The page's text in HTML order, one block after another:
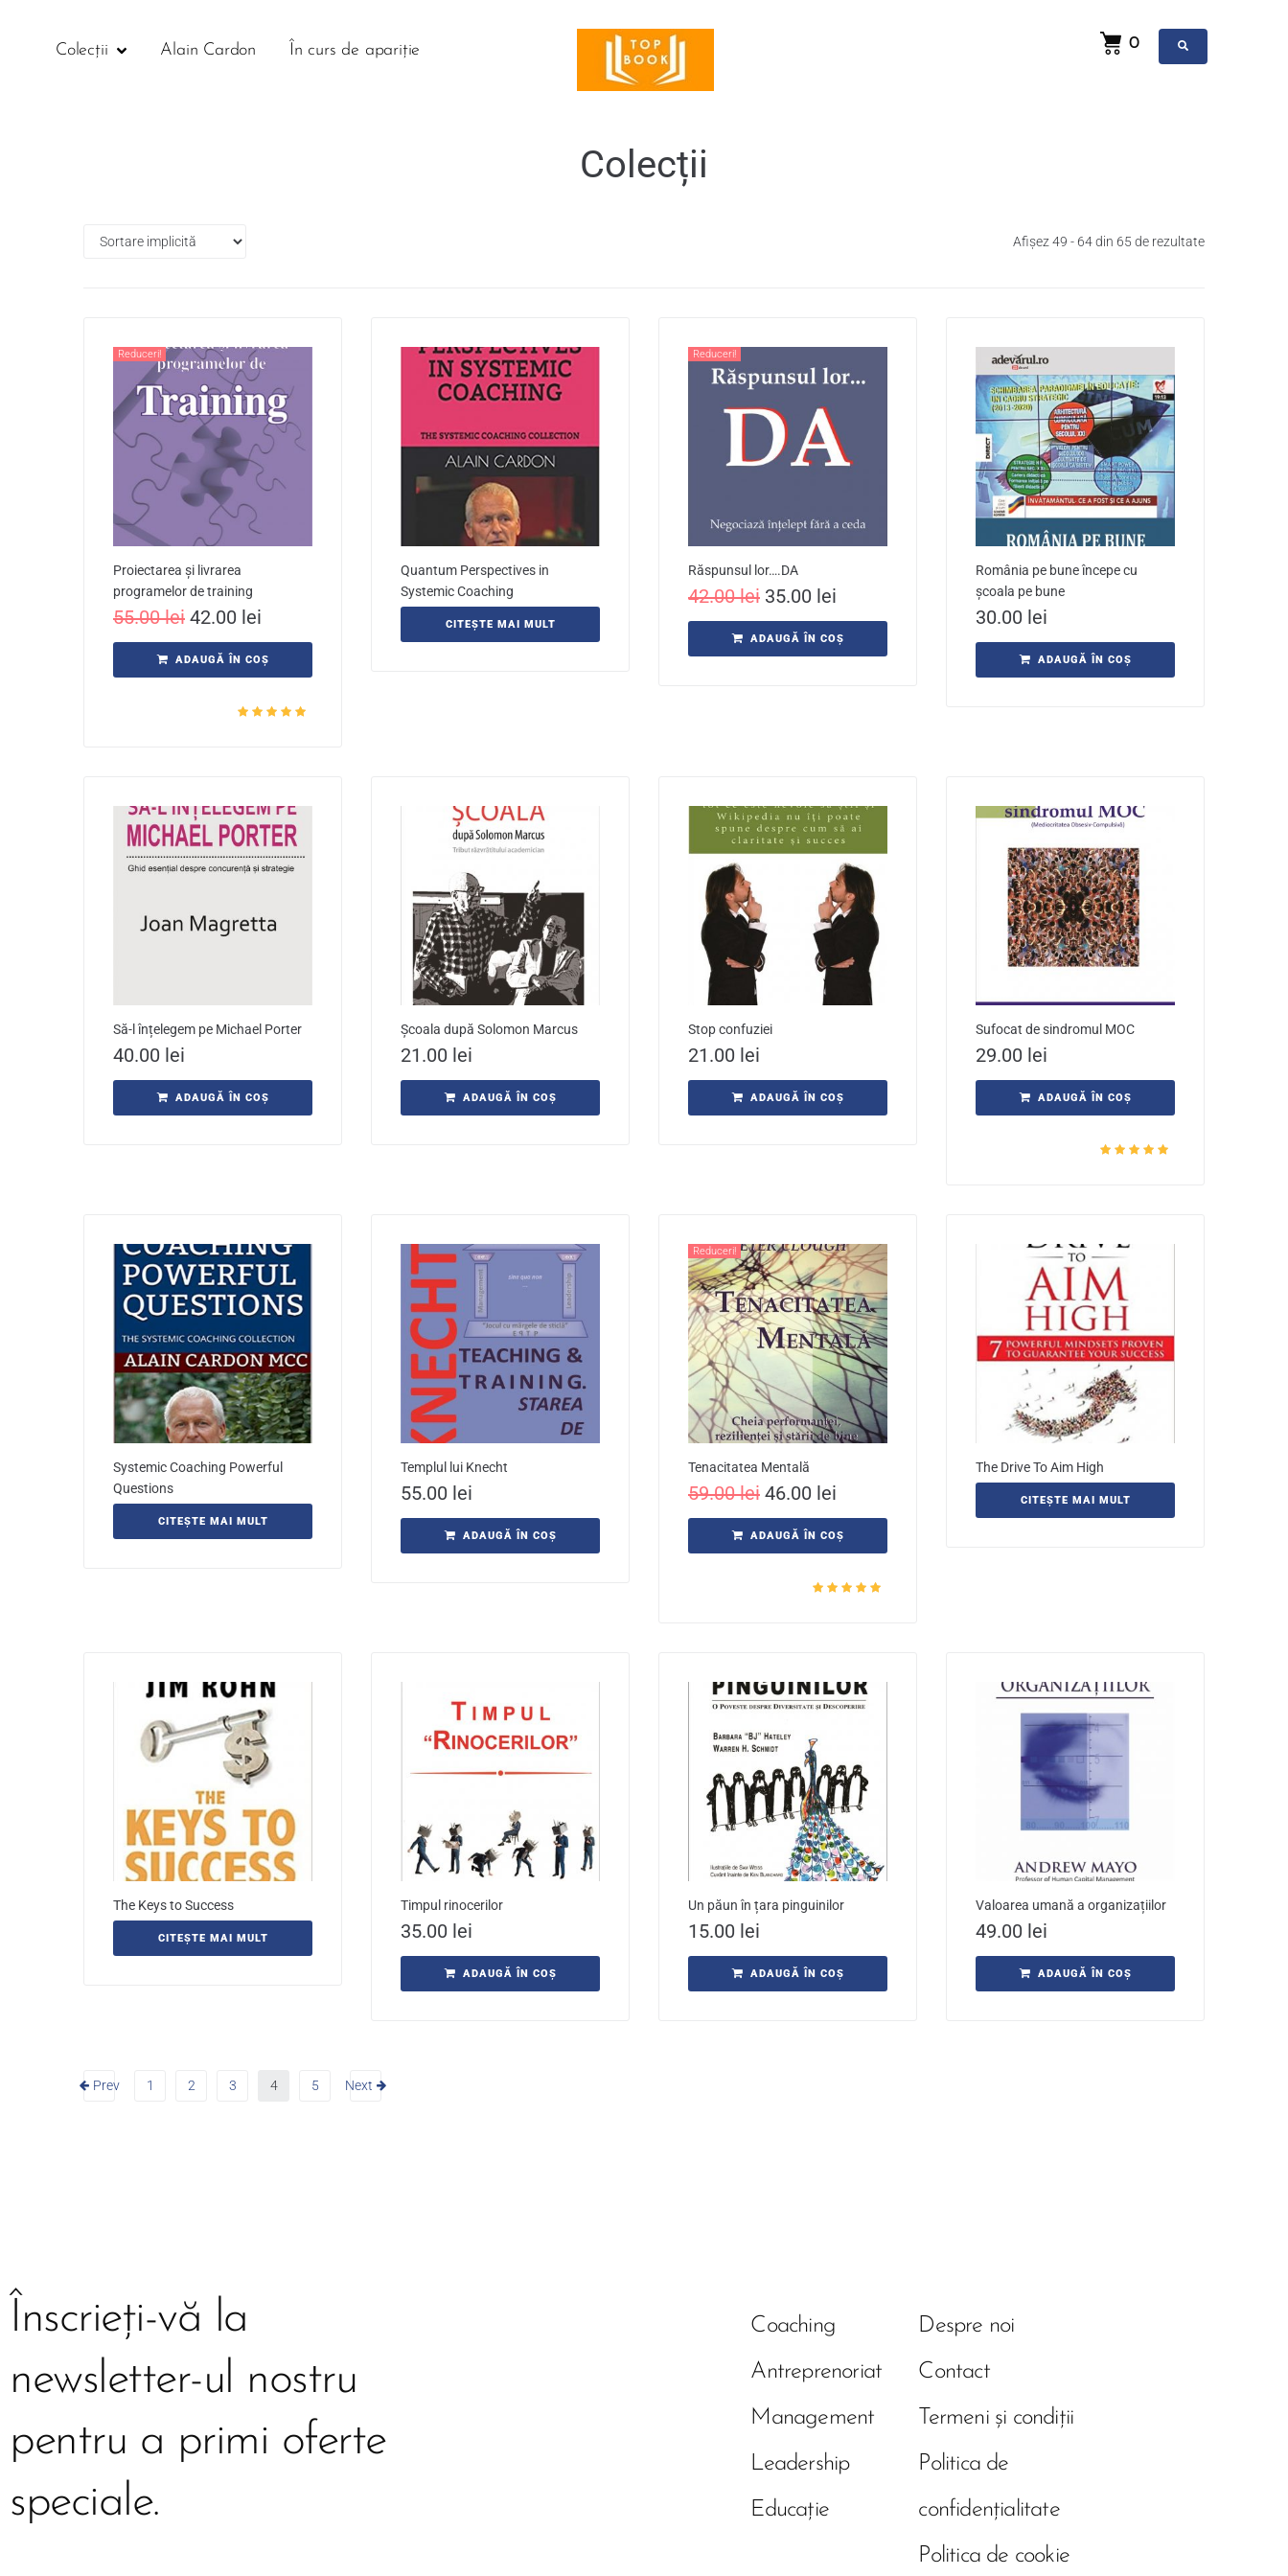
Colecții Alain Cardon În curs de apariție 0
Colecții
Afișez 49 - 64 din 65 de rezultate
Reduceri!
Proiectarea și livrarea
programelor de training
55.00lei 42.00 lei
ADAUGĂ ÎN COȘ
Quantum Perspectives in
Systemic Coaching
CITEȘTE MAI MULT
Reduceri!
Răspunsul lor….DA
42.00lei 35.00 lei
ADAUGĂ ÎN COȘ
România pe bune începe cu
școala pe bune
30.00 lei
ADAUGĂ ÎN COȘ
Să-l înțelegem pe Michael Porter
40.00 lei
ADAUGĂ ÎN COȘ
Școala după Solomon Marcus
21.00 lei
ADAUGĂ ÎN COȘ
Stop confuziei
21.00 lei
ADAUGĂ ÎN COȘ
Sufocat de sindromul MOC
29.00 lei
ADAUGĂ ÎN COȘ
Systemic Coaching Powerful
Questions
CITEȘTE MAI MULT
Templul lui Knecht
55.00 lei
ADAUGĂ ÎN COȘ
Reduceri!
Tenacitatea Mentală
59.00lei 46.00 lei
ADAUGĂ ÎN COȘ
The Drive To Aim High
CITEȘTE MAI MULT
The Keys to Success
CITEȘTE MAI MULT
Timpul rinocerilor
35.00 lei
ADAUGĂ ÎN COȘ
Un păun în țara pinguinilor
15.00 lei
ADAUGĂ ÎN COȘ
Valoarea umană a organizațiilor
49.00 lei
ADAUGĂ ÎN COȘ
Prev 1 2 3 4 5 Next
Înscrieți-vă la
newsletter-ul nostru
pentru a primi oferte
speciale.
Coaching
Antreprenoriat
Management
Leadership
Educație
Despre noi
Contact
Termeni și condiții
Politica de
confidențialitate
Politica de cookie